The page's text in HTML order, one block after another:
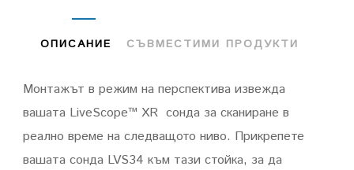
ОПИСАНИЕ СЪВМЕСТИМИ ПРОДУКТИ
Монтажът в режим на перспектива извежда
вашата LiveScope™ XR сонда за сканиране в
реално време на следващото ниво. Прикрепете
вашата сонда LVS34 към тази стойка, за да